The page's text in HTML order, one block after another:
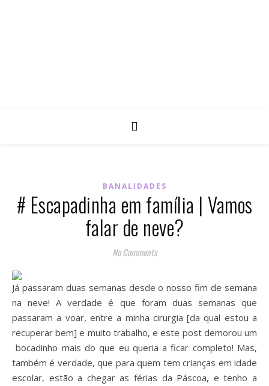
BANALIDADES
# Escapadinha em família | Vamos
falar de neve?
No Comments
Já passaram duas semanas desde o nosso fim de semana
na neve! A verdade é que foram duas semanas que
passaram a voar, entre a minha cirurgia [da qual estou a
recuperar bem] e muito trabalho, e este post demorou um
bocadinho mais do que eu queria a ficar completo! Mas,
também é verdade, que para quem tem crianças em idade
escolar, estão a chegar as férias da Páscoa, e tenho a